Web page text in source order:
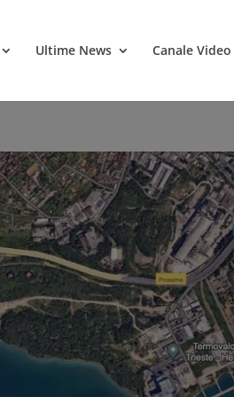
Ultime News Canale Video